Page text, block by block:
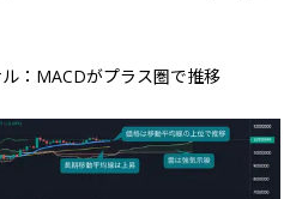
：MACDがプラス圏で推移